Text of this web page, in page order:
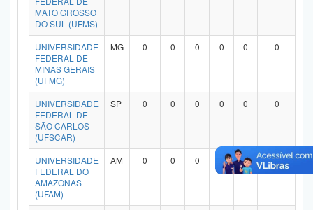
MATO GROSSO
DO SUL (UFMS)
UNIVERSIDADE
FEDERAL DE
MINAS GERAIS
(UFMG)
MG 0 0 0 0 0 0
UNIVERSIDADE
FEDERAL DE
SÃO CARLOS
(UFSCAR)
SP 0 0 0 0 0 0
UNIVERSIDADE
FEDERAL DO
AMAZONAS
(UFAM)
AM 0 0 0 0 0 0